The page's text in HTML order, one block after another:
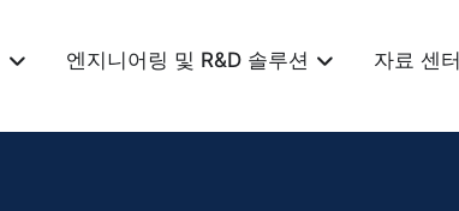
엔지니어링 및 R&D 솔루션 자료 센터